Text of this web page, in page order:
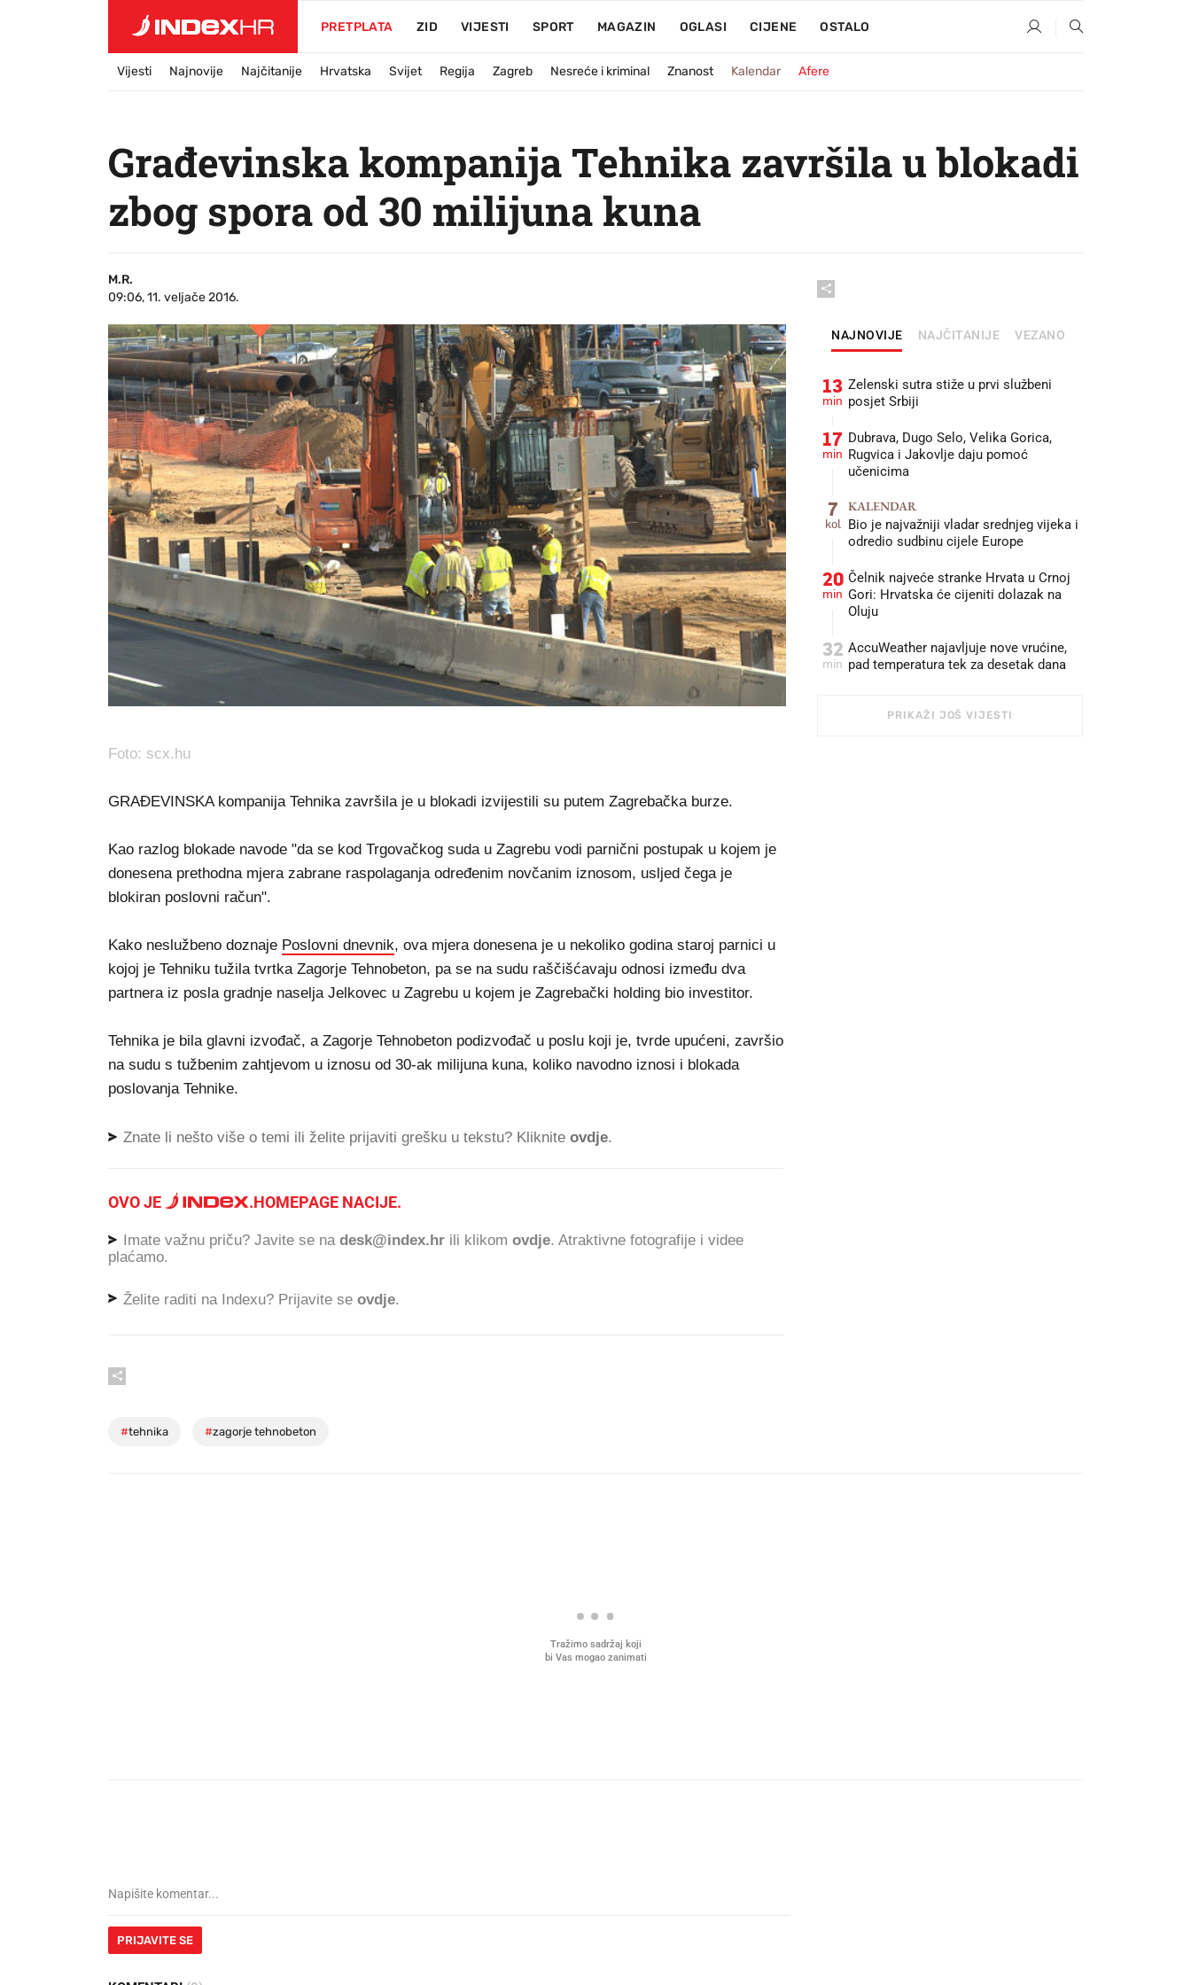
PRETPLATA ZID VIJESTI SPORT MAGAZIN OGLASI CIJENE OSTALO
Vijesti Najnovije Najčitanije Hrvatska Svijet Regija Zagreb Nesreće i kriminal Znanost Kalendar Afere
Građevinska kompanija Tehnika završila u blokadi
zbog spora od 30 milijuna kuna
M.R.
09:06, 11. veljače 2016.
Foto: scx.hu
GRAĐEVINSKA kompanija Tehnika završila je u blokadi izvijestili su putem Zagrebačka burze.
Kao razlog blokade navode "da se kod Trgovačkog suda u Zagrebu vodi parnični postupak u kojem je
donesena prethodna mjera zabrane raspolaganja određenim novčanim iznosom, usljed čega je
blokiran poslovni račun".
Kako neslužbeno doznaje Poslovni dnevnik, ova mjera donesena je u nekoliko godina staroj parnici u
kojoj je Tehniku tužila tvrtka Zagorje Tehnobeton, pa se na sudu raščišćavaju odnosi između dva
partnera iz posla gradnje naselja Jelkovec u Zagrebu u kojem je Zagrebački holding bio investitor.
Tehnika je bila glavni izvođač, a Zagorje Tehnobeton podizvođač u poslu koji je, tvrde upućeni, završio
na sudu s tužbenim zahtjevom u iznosu od 30-ak milijuna kuna, koliko navodno iznosi i blokada
poslovanja Tehnike.
Znate li nešto više o temi ili želite prijaviti grešku u tekstu? Kliknite ovdje.
OVO JE .HOMEPAGE NACIJE.
Imate važnu priču? Javite se na desk@index.hr ili klikom ovdje. Atraktivne fotografije i videe
plaćamo.
Želite raditi na Indexu? Prijavite se ovdje.
#tehnika #zagorje tehnobeton
NAJNOVIJE NAJČITANIJE VEZANO
13
min
Zelenski sutra stiže u prvi službeni
posjet Srbiji
17
min
Dubrava, Dugo Selo, Velika Gorica,
Rugvica i Jakovlje daju pomoć
učenicima
7
kol
KALENDAR
Bio je najvažniji vladar srednjeg vijeka i
odredio sudbinu cijele Europe
20
min
Čelnik najveće stranke Hrvata u Crnoj
Gori: Hrvatska će cijeniti dolazak na
Oluju
32
min
AccuWeather najavljuje nove vrućine,
pad temperatura tek za desetak dana
PRIKAŽI JOŠ VIJESTI
Tražimo sadržaj koji
bi Vas mogao zanimati
PRIJAVITE SE